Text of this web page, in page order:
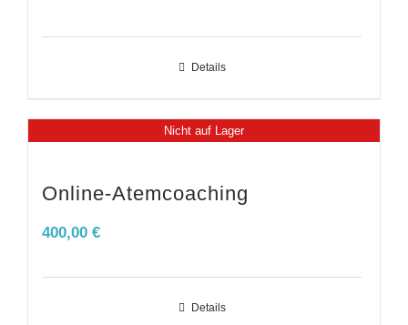
Details
Nicht auf Lager
Online-Atemcoaching
400,00 €
Details